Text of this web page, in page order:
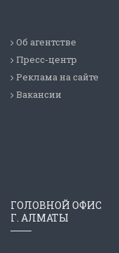
Об агентстве
Пресс-центр
Реклама на сайте
Вакансии
ГОЛОВНОЙ ОФИС
Г. АЛМАТЫ